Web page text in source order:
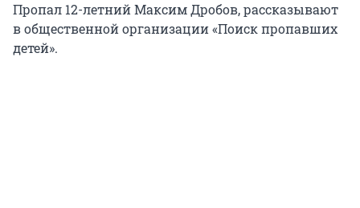
Пропал 12-летний Максим Дробов, рассказывают
в общественной организации «Поиск пропавших
детей».